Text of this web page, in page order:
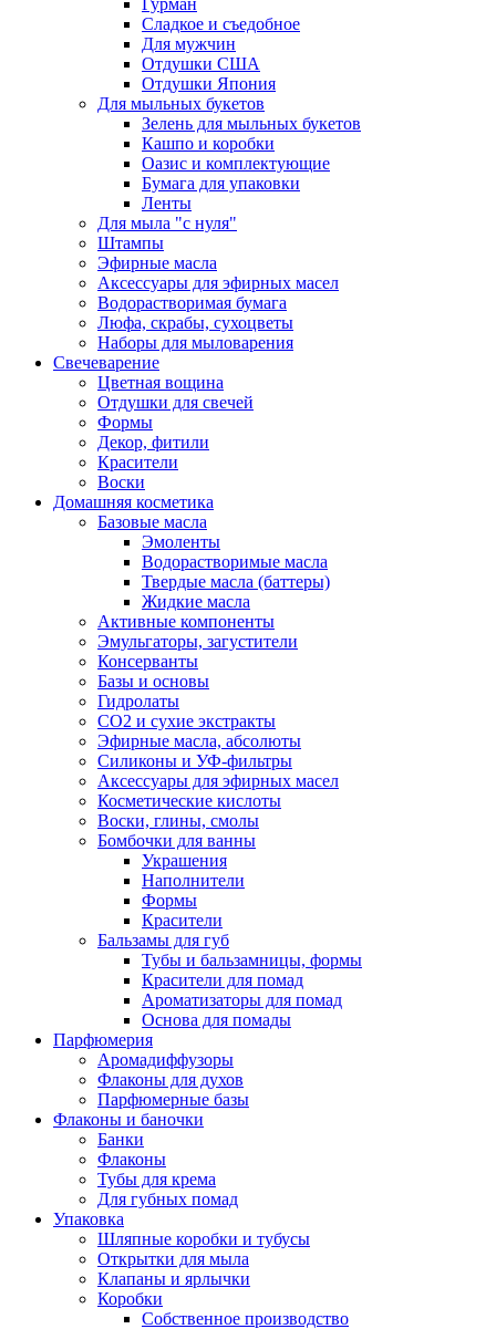
Гурман
Сладкое и съедобное
Для мужчин
Отдушки США
Отдушки Япония
Для мыльных букетов
Зелень для мыльных букетов
Кашпо и коробки
Оазис и комплектующие
Бумага для упаковки
Ленты
Для мыла "с нуля"
Штампы
Эфирные масла
Аксессуары для эфирных масел
Водорастворимая бумага
Люфа, скрабы, сухоцветы
Наборы для мыловарения
Свечеварение
Цветная вощина
Отдушки для свечей
Формы
Декор, фитили
Красители
Воски
Домашняя косметика
Базовые масла
Эмоленты
Водорастворимые масла
Твердые масла (баттеры)
Жидкие масла
Активные компоненты
Эмульгаторы, загустители
Консерванты
Базы и основы
Гидролаты
СО2 и сухие экстракты
Эфирные масла, абсолюты
Силиконы и УФ-фильтры
Аксессуары для эфирных масел
Косметические кислоты
Воски, глины, смолы
Бомбочки для ванны
Украшения
Наполнители
Формы
Красители
Бальзамы для губ
Тубы и бальзамницы, формы
Красители для помад
Ароматизаторы для помад
Основа для помады
Парфюмерия
Аромадиффузоры
Флаконы для духов
Парфюмерные базы
Флаконы и баночки
Банки
Флаконы
Тубы для крема
Для губных помад
Упаковка
Шляпные коробки и тубусы
Открытки для мыла
Клапаны и ярлычки
Коробки
Собственное производство